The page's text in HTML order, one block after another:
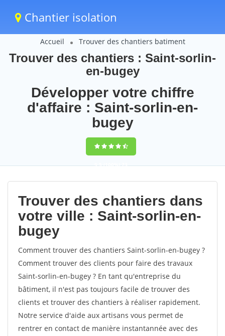
Chantier isolation
Accueil Trouver des chantiers batiment
Trouver des chantiers : Saint-sorlin-
en-bugey
Développer votre chiffre
d'affaire : Saint-sorlin-en-
bugey
9,5(100%)73
votes
Trouver des chantiers dans
votre ville : Saint-sorlin-en-
bugey
Comment trouver des chantiers Saint-sorlin-en-bugey ?
Comment trouver des clients pour faire des travaux
Saint-sorlin-en-bugey ? En tant qu'entreprise du
bâtiment, il n'est pas toujours facile de trouver des
clients et trouver des chantiers à réaliser rapidement.
Notre service d'aide aux artisans vous permet de
rentrer en contact de manière instantannée avec des